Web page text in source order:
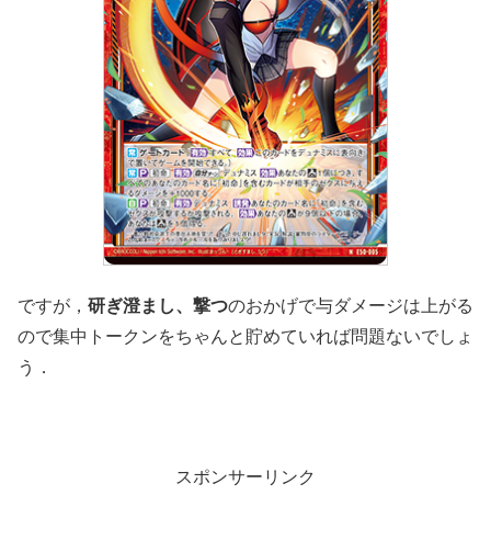
ですが， 研ぎ澄まし、撃つのおかげで与ダメージは上がる
ので集中トークンをちゃんと貯めていれば問題ないでしょ
う．
スポンサーリンク